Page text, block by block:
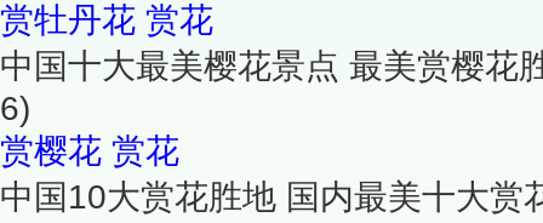
赏牡丹花 赏花
中国十大最美樱花景点 最美赏樱花
6)
赏樱花 赏花
中国10大赏花胜地 国内最美十大赏